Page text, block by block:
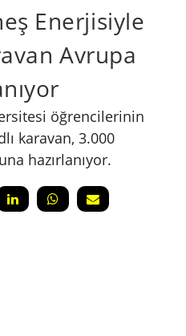
Enerjisiyle
Avrupa
öğrencilerinin
karavan, 3.000
hazırlanıyor.